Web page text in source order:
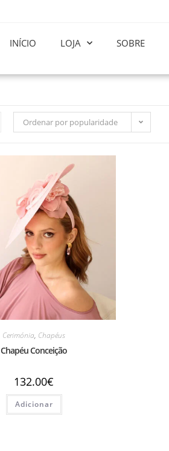
INÍCIO LOJA SOBRE
Ordenar por popularidade
Cerimónia, Chapéus
Chapéu Conceição
132.00€
Adicionar